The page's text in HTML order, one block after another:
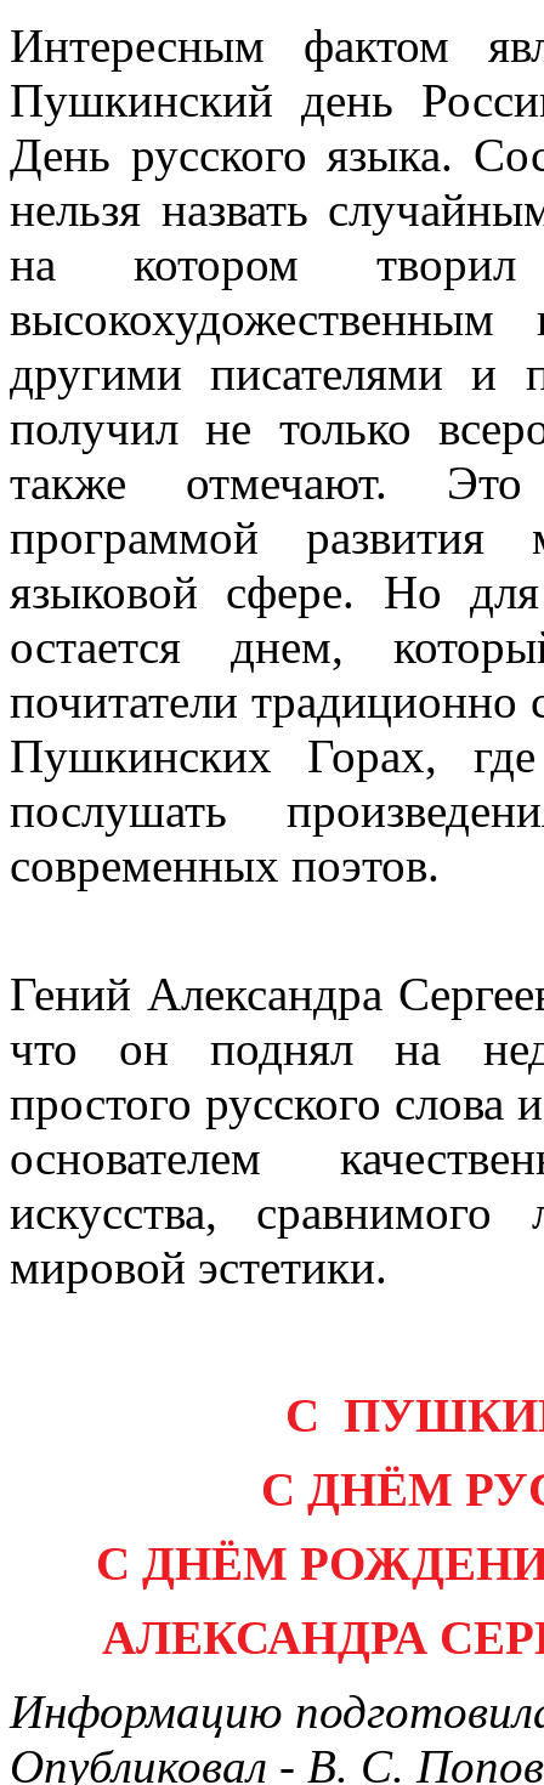
Интересным фактом
Пушкинский день
День русского языка.
нельзя назвать
на котором
другими писателями и
получил не только
также отмечают.
программой развития
языковой сфере. Но
остается днем,
почитатели
Пушкинских Горах,
послушать
современных поэтов.
Гений Александра
что он поднял на
простого русского слова
основателем
искусства,
мировой эстетики.
С
С ДНЁМ
С ДНЁМ
АЛЕКСАНДРА
Информацию
Опубликовал - В. С. Попов